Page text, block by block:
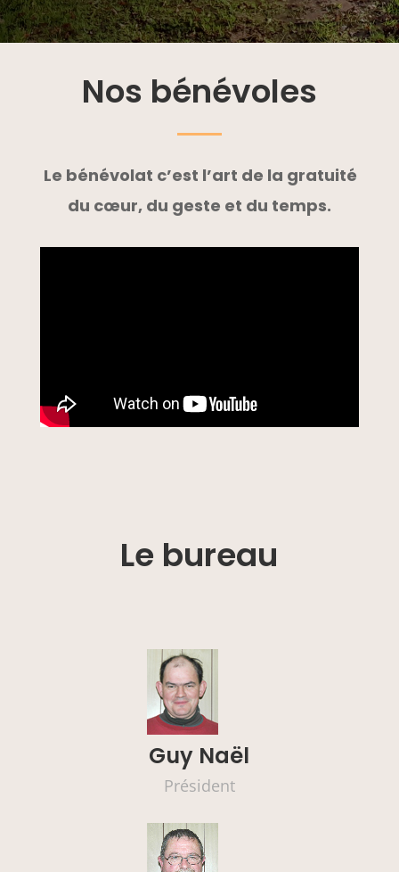
Nos bénévoles
Le bénévolat c’est l’art de la gratuité
du cœur, du geste et du temps.
Le bureau
Guy Naël
Président